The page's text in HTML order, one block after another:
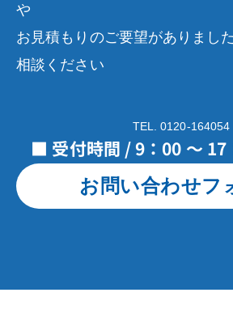
や
お見積もりのご要望がありまし
相談ください
TEL. 0120-164054
■ 受付時間 / 9：00 ～ 17
お問い合わせフ